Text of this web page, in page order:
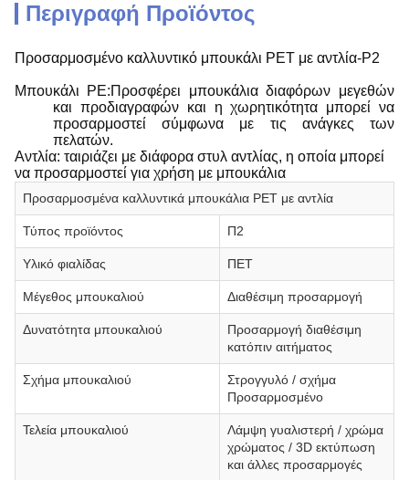
Περιγραφή Προϊόντος
Προσαρμοσμένο καλλυντικό μπουκάλι PET με αντλία-P2
Μπουκάλι PE:Προσφέρει μπουκάλια διαφόρων μεγεθών
και προδιαγραφών και η χωρητικότητα μπορεί να
προσαρμοστεί σύμφωνα με τις ανάγκες των
πελατών.
Αντλία: ταιριάζει με διάφορα στυλ αντλίας, η οποία μπορεί
να προσαρμοστεί για χρήση με μπουκάλια
Προσαρμοσμένα καλλυντικά μπουκάλια PET με αντλία
Τύπος προϊόντος Π2
Υλικό φιαλίδας ΠΕΤ
Μέγεθος μπουκαλιού Διαθέσιμη προσαρμογή
Δυνατότητα μπουκαλιού
Προσαρμογή διαθέσιμη
κατόπιν αιτήματος
Σχήμα μπουκαλιού
Στρογγυλό / σχήμα
Προσαρμοσμένο
Τελεία μπουκαλιού
Λάμψη γυαλιστερή / χρώμα
χρώματος / 3D εκτύπωση
και άλλες προσαρμογές